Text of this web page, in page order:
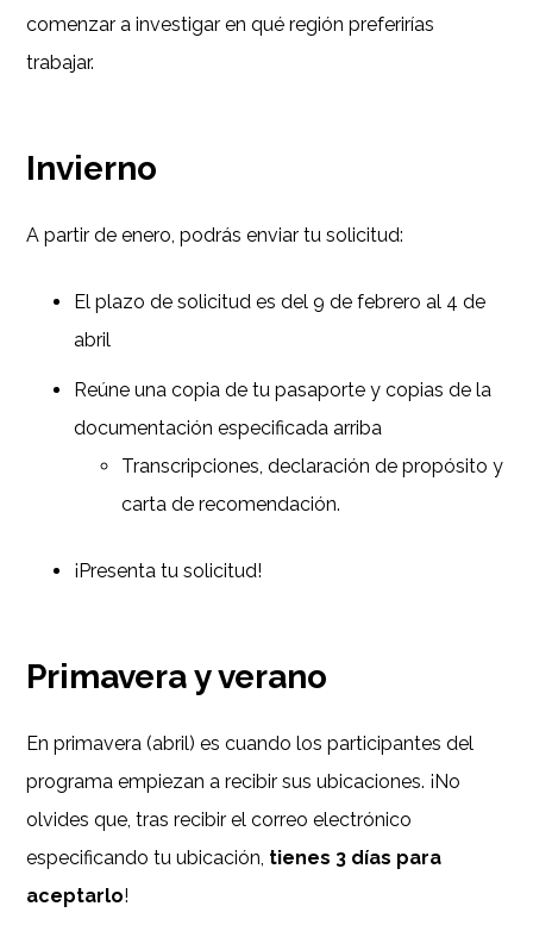
comenzar a investigar en qué región preferirías
trabajar.
Invierno
A partir de enero, podrás enviar tu solicitud:
El plazo de solicitud es del 9 de febrero al 4 de
abril
Reúne una copia de tu pasaporte y copias de la
documentación especificada arriba
Transcripciones, declaración de propósito y
carta de recomendación.
¡Presenta tu solicitud!
Primavera y verano
En primavera (abril) es cuando los participantes del
programa empiezan a recibir sus ubicaciones. ¡No
olvides que, tras recibir el correo electrónico
especificando tu ubicación, tienes 3 días para
aceptarlo!